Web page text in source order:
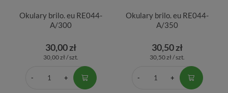
Okulary brilo. eu RE044-
A/300
30,00 zł
30,00 zł / szt.
Okulary brilo. eu RE044-
A/350
30,50 zł
30,50 zł / szt.